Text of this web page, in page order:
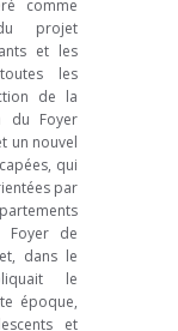
comme
projet
et les
les
de la
du Foyer
un nouvel
qui
par
Foyer de
dans le
le
époque,
et